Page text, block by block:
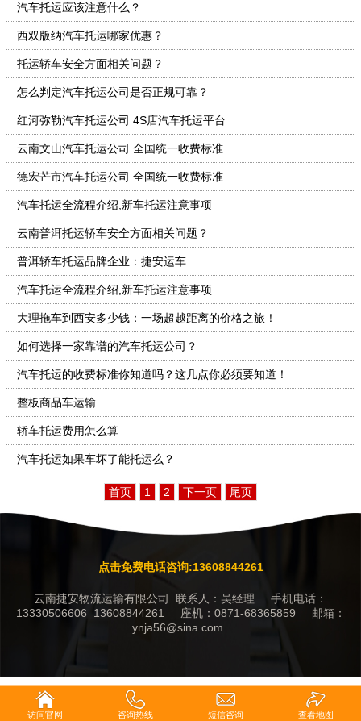
汽车托运应该注意什么？
西双版纳汽车托运哪家优惠？
托运轿车安全方面相关问题？
怎么判定汽车托运公司是否正规可靠？
红河弥勒汽车托运公司 4S店汽车托运平台
云南文山汽车托运公司 全国统一收费标准
德宏芒市汽车托运公司 全国统一收费标准
汽车托运全流程介绍,新车托运注意事项
云南普洱托运轿车安全方面相关问题？
普洱轿车托运品牌企业：捷安运车
汽车托运全流程介绍,新车托运注意事项
大理拖车到西安多少钱：一场超越距离的价格之旅！
如何选择一家靠谱的汽车托运公司？
汽车托运的收费标准你知道吗？这几点你必须要知道！
整板商品车运输
轿车托运费用怎么算
汽车托运如果车坏了能托运么？
首页 1 2 下一页 尾页
点击免费电话咨询:13608844261
云南捷安物流运输有限公司 联系人：吴经理 手机电话：
13330506606 13608844261 座机：0871-68365859 邮箱：
ynja56@sina.com
返回首页 一键拨号 短信联系 在线咨询
访问官网 咨询热线 短信咨询 查看地图